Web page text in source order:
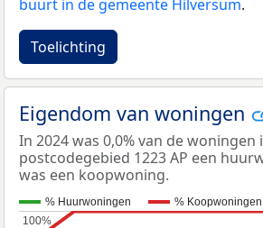
buurt in de gemeente Hilversum.
Toelichting
Eigendom van woningen
In 2024 was 0,0% van de woningen
postcodegebied 1223 AP een
was een koopwoning.
% Huurwoningen % Koopwoningen
100%
100%